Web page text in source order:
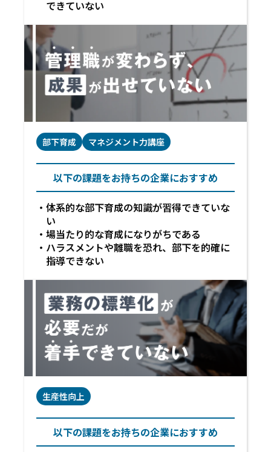
できていない
部下育成 マネジメント力講座
以下の課題をお持ちの企業におすすめ
体系的な部下育成の知識が習得できていな
い
場当たり的な育成になりがちである
ハラスメントや離職を恐れ、部下を的確に
指導できない
生産性向上
以下の課題をお持ちの企業におすすめ